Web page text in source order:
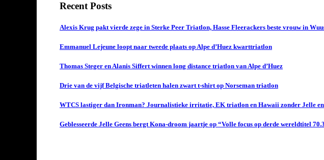
Recent Posts
Alexis Krug pakt vierde zege in Sterke Peer Triatlon, Hasse Fleerackers beste vrouw in
Emmanuel Lejeune loopt naar tweede plaats op Alpe d’Huez kwarttriatlon
Thomas Steger en Alanis Siffert winnen long distance triatlon van Alpe d’Huez
Drie van de vijf Belgische triatleten halen zwart t-shirt op Norseman triatlon
WTCS lastiger dan Ironman? Journalistieke irritatie, EK triatlon en Hawaii zonder Jelle
Geblesseerde Jelle Geens bergt Kona-droom jaartje op “Volle focus op derde wereldtitel